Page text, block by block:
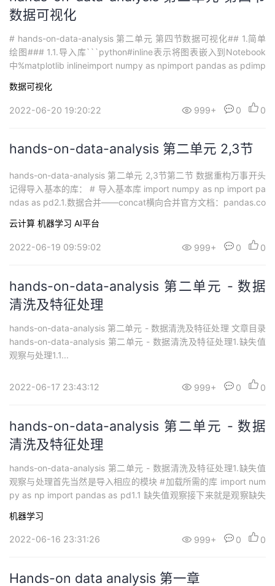
数据可视化
# hands-on-data-analysis 第二单元 第四节数据可视化## 1.简单
绘图### 1.1.导入库```python#inline表示将图表嵌入到Notebook
中%matplotlib inlineimport numpy as npimport pandas as pdimp
数据可视化
2022-06-20 19:20:22 999+ 0 0
hands-on-data-analysis 第二单元 2,3节
hands-on-data-analysis 第二单元 2,3节第二节 数据重构万事开头
记得导入基本的库： # 导入基本库 import numpy as np import pa
ndas as pd2.1.数据合并——concat横向合并官方文档：pandas.co
tex...
云计算 机器学习 AI平台
2022-06-19 09:59:02 999+ 0 0
hands-on-data-analysis 第二单元 - 数据
清洗及特征处理
hands-on-data-analysis 第二单元 - 数据清洗及特征处理 文章目录
hands-on-data-analysis 第二单元 - 数据清洗及特征处理1.缺失值
观察与处理1.1...
2022-06-17 23:43:12 999+ 0 0
hands-on-data-analysis 第二单元 - 数据
清洗及特征处理
hands-on-data-analysis 第二单元 - 数据清洗及特征处理1.缺失值
观察与处理首先当然是导入相应的模块 #加载所需的库 import num
py as np import pandas as pd1.1 缺失值观察接下来就是观察缺失
lumns (t...
机器学习
2022-06-16 23:31:26 999+ 0 0
Hands-on data analysis 第一章